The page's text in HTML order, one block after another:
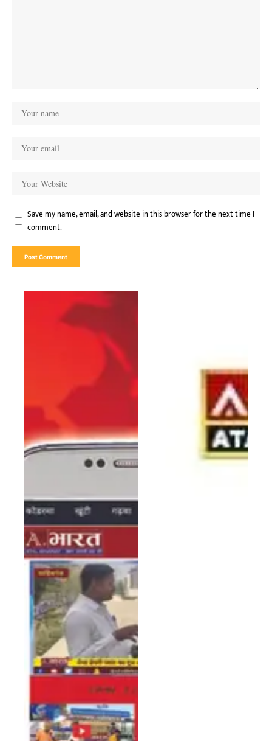
Save my name, email, and website in this browser for the next time I
comment.